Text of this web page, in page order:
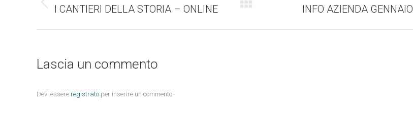
di
Stile
I CANTIERI DELLA STORIA – ONLINE INFO AZIENDA
Lascia un commento
Devi essere registrato per inserire un commento.